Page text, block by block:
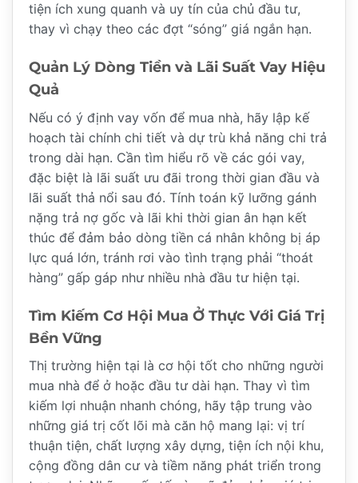
tiện ích xung quanh và uy tín của chủ đầu tư,
thay vì chạy theo các đợt “sóng” giá ngắn hạn.
Quản Lý Dòng Tiền và Lãi Suất Vay Hiệu
Quả
Nếu có ý định vay vốn để mua nhà, hãy lập kế
hoạch tài chính chi tiết và dự trù khả năng chi trả
trong dài hạn. Cần tìm hiểu rõ về các gói vay,
đặc biệt là lãi suất ưu đãi trong thời gian đầu và
lãi suất thả nổi sau đó. Tính toán kỹ lưỡng gánh
nặng trả nợ gốc và lãi khi thời gian ân hạn kết
thúc để đảm bảo dòng tiền cá nhân không bị áp
lực quá lớn, tránh rơi vào tình trạng phải “thoát
hàng” gấp gáp như nhiều nhà đầu tư hiện tại.
Tìm Kiếm Cơ Hội Mua Ở Thực Với Giá Trị
Bền Vững
Thị trường hiện tại là cơ hội tốt cho những người
mua nhà để ở hoặc đầu tư dài hạn. Thay vì tìm
kiếm lợi nhuận nhanh chóng, hãy tập trung vào
những giá trị cốt lõi mà căn hộ mang lại: vị trí
thuận tiện, chất lượng xây dựng, tiện ích nội khu,
cộng đồng dân cư và tiềm năng phát triển trong